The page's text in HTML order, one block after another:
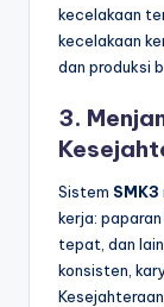
kecelakaan
kecelakaan
dan produksi
3.
Sistem SMK3
kerja:
tepat, dan
konsisten,